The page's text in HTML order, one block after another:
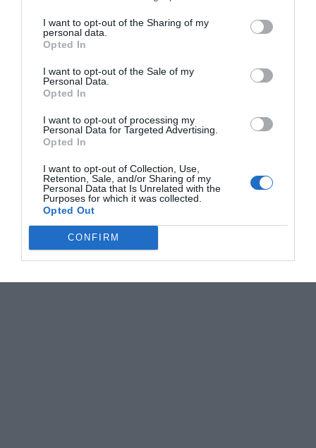
I want to opt-out of the Sharing of my
personal data.
Opted In
I want to opt-out of the Sale of my
Personal Data.
Opted In
I want to opt-out of processing my
Personal Data for Targeted Advertising.
Opted In
I want to opt-out of Collection, Use,
Retention, Sale, and/or Sharing of my
Personal Data that Is Unrelated with the
Purposes for which it was collected.
Opted Out
CONFIRM